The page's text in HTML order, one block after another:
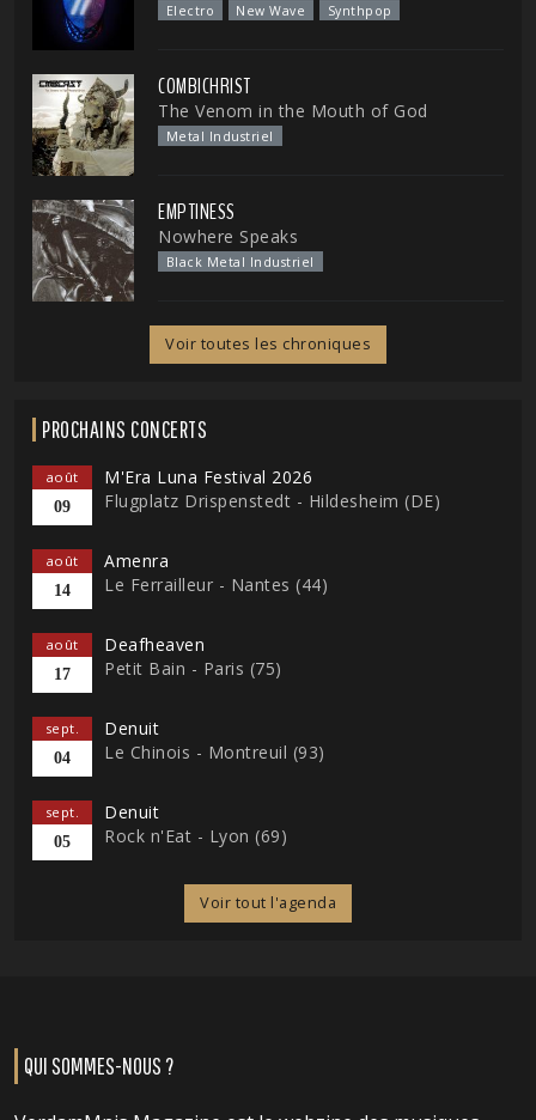
Electro New Wave Synthpop
COMBICHRIST
The Venom in the Mouth of God
Metal Industriel
EMPTINESS
Nowhere Speaks
Black Metal Industriel
Voir toutes les chroniques
PROCHAINS CONCERTS
août
09
M'Era Luna Festival 2026
Flugplatz Drispenstedt - Hildesheim (DE)
août
14
Amenra
Le Ferrailleur - Nantes (44)
août
17
Deafheaven
Petit Bain - Paris (75)
sept.
04
Denuit
Le Chinois - Montreuil (93)
sept.
05
Denuit
Rock n'Eat - Lyon (69)
Voir tout l'agenda
QUI SOMMES-NOUS ?